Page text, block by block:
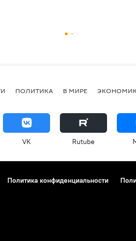
ПОЛИТИКА В МИРЕ
VK Rutube
Политика конфиденциальности